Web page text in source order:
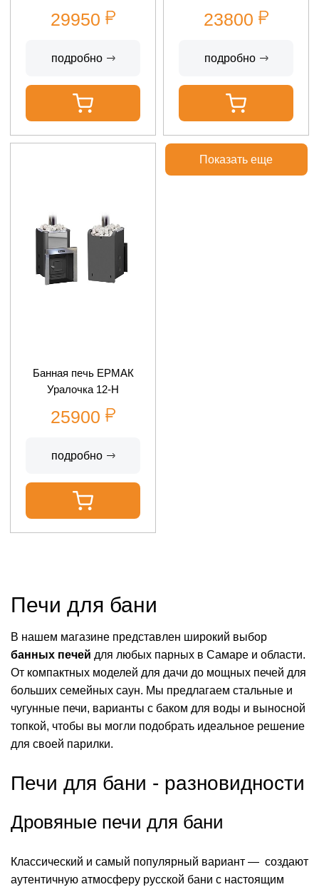
29950
подробно
23800
подробно
Банная печь ЕРМАК
Уралочка 12-Н
25900
подробно
Показать еще
Печи для бани
В нашем магазине представлен широкий выбор
банных печей для любых парных в Самаре и области.
От компактных моделей для дачи до мощных печей для
больших семейных саун. Мы предлагаем стальные и
чугунные печи, варианты с баком для воды и выносной
топкой, чтобы вы могли подобрать идеальное решение
для своей парилки.
Печи для бани - разновидности
Дровяные печи для бани
Классический и самый популярный вариант — создают
аутентичную атмосферу русской бани с настоящим